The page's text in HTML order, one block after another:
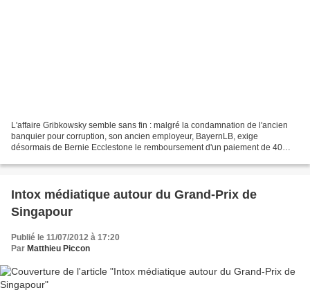
L'affaire Gribkowsky semble sans fin : malgré la condamnation de l'ancien
banquier pour corruption, son ancien employeur, BayernLB, exige
désormais de Bernie Ecclestone le remboursement d'un paiement de 40
Intox médiatique autour du Grand-Prix de
Singapour
Publié le 11/07/2012 à 17:20
Par Matthieu Piccon